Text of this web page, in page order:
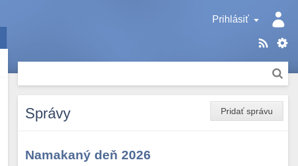
Prihlásiť
Pridať správu
Správy
Namakaný deň 2026